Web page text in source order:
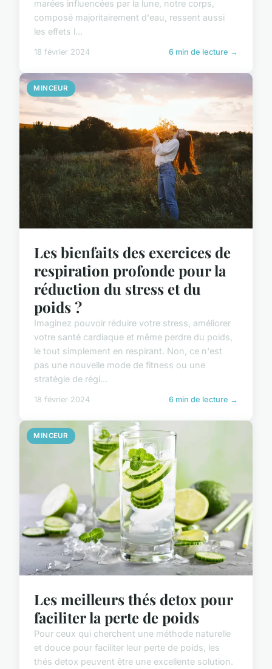
marées influencées par la lune, notre corps,
composé majoritairement d'eau, ressent aussi
les effets l...
18 février 2024 6 min de lecture →
MINCEUR
Les bienfaits des exercices de
respiration profonde pour la
réduction du stress et du
poids ?
Imaginez pouvoir réduire votre stress, améliorer
votre santé cardiaque et même perdre du poids,
le tout simplement en respirant. Non, ce n'est
pas une nouvelle mode de fitness ou une
stratégie de régi...
18 février 2024 6 min de lecture →
MINCEUR
Les meilleurs thés detox pour
faciliter la perte de poids
Pour ceux qui cherchent une méthode naturelle
et douce pour faciliter leur perte de poids, les
thés detox peuvent être une excellente solution.